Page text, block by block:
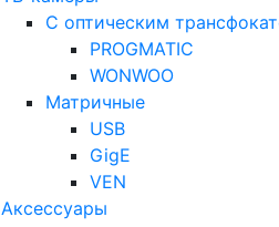
С оптическим
PROGMATIC
WONWOO
Матричные
USB
GigE
VEN
Аксессуары